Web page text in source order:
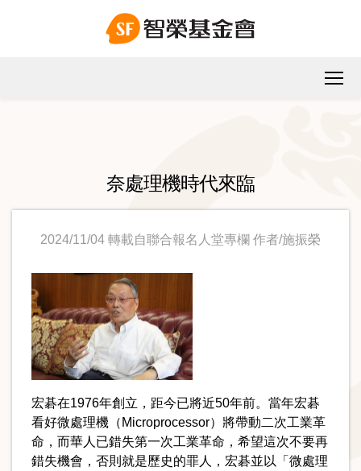
奈處理機時代來臨
2024/11/04 轉載自聯合報名人堂專欄 作者/施振榮
宏碁在1976年創立，距今已將近50年前。當年宏碁
看好微處理機（Microprocessor）將帶動二次工業革
命，而華人已錯失第一次工業革命，希望這次不要再
錯失機會，否則就是歷史的罪人，宏碁並以「微處理